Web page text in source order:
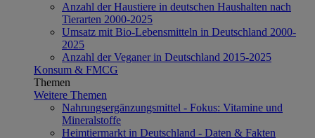
Anzahl der Haustiere in deutschen Haushalten nach
Tierarten 2000-2025
Umsatz mit Bio-Lebensmitteln in Deutschland 2000-
2025
Anzahl der Veganer in Deutschland 2015-2025
Konsum & FMCG
Themen
Weitere Themen
Nahrungsergänzungsmittel - Fokus: Vitamine und
Mineralstoffe
Heimtiermarkt in Deutschland - Daten & Fakten